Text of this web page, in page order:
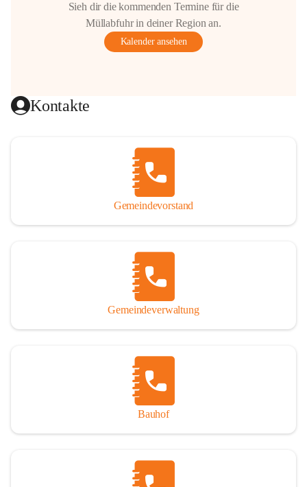
Sieh dir die kommenden Termine für die
Müllabfuhr in deiner Region an.
Kalender ansehen
Kontakte
Gemeindevorstand
Gemeindeverwaltung
Bauhof